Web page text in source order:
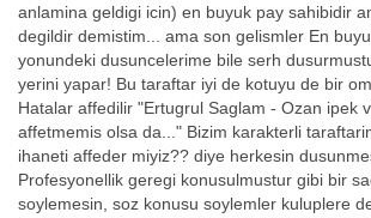
anlamina geldigi icin) en buyuk pay sahibidir
degildir demistim... ama son gelismler En
yonundeki dusuncelerime bile serh
yerini yapar! Bu taraftar iyi de kotuyu de bir
Hatalar affedilir "Ertugrul Saglam - Ozan ipek
affetmemis olsa da..." Bizim karakterli
ihaneti affeder miyiz?? diye herkesin
Profesyonellik geregi konusulmustur gibi bir
soylemesin, soz konusu soylemler kuluplere